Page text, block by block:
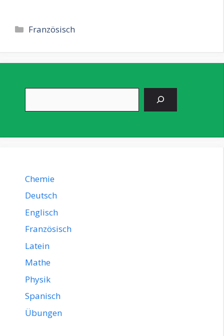
Kategorien
Französisch
Chemie
Deutsch
Englisch
Französisch
Latein
Mathe
Physik
Spanisch
Übungen